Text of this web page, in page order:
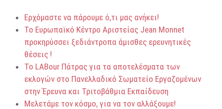
Ερχόμαστε να πάρουμε ό,τι μας ανήκει!
Το Ευρωπαϊκό Κέντρο Αριστείας Jean Monnet
προκηρύσσει ξεδιάντροπα άμισθες ερευνητικές
θέσεις !
To LABour Πάτρας για τα αποτελέσματα των
εκλογών στο Πανελλαδικό Σωματείο Εργαζομένων
στην Έρευνα και Τριτοβάθμια Εκπαίδευση
Μελετάμε τον κόσμο, για να τον αλλάξουμε!